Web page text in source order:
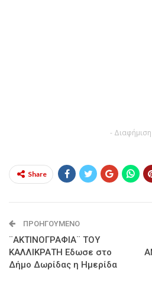
-
Share
ΠΡΟΗΓΟΎΜΕΝΟ
¨ΑΚΤΙΝΟΓΡΑΦΙΑ¨ ΤΟΥ
ΚΑΛΛΙΚΡΑΤΗ Εδωσε στο
Δήμο Δωρίδας η Ημερίδα